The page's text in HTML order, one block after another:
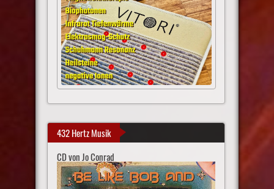
432 Hertz Musik
CD von Jo Conrad